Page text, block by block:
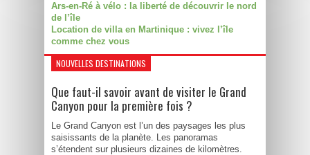
Ars-en-Ré à vélo : la liberté de découvrir le nord
de l’île
Location de villa en Martinique : vivez l’île
comme chez vous
NOUVELLES DESTINATIONS
Que faut-il savoir avant de visiter le Grand
Canyon pour la première fois ?
Le Grand Canyon est l’un des paysages les plus
saisissants de la planète. Les panoramas
s’étendent sur plusieurs dizaines de kilomètres.